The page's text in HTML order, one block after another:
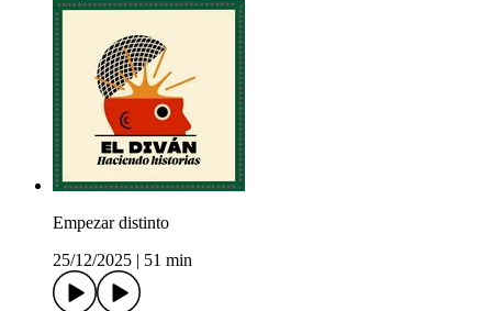
Empezar distinto
25/12/2025
51 min